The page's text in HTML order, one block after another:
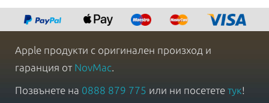
Apple продукти с оригинален произход и
гаранция от NovMac.
Позвънете на 0888 879 775 или ни посетете тук!